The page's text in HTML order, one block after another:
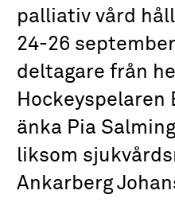
palliativ vård
24-26
deltagare från
Hockeyspelaren
änka Pia
liksom
Ankarberg